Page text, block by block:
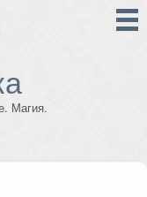
Магия.